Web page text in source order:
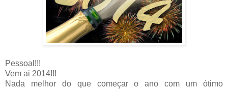
Pessoal!!!
Vem ai 2014!!!
Nada melhor do que começar o ano com um ótimo